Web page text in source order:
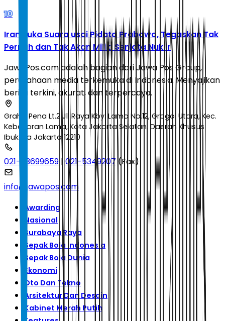
10
Iran Buka Suara usai Pidato Prabowo, Tegaskan Tak
Pernah dan Tak Akan Miliki Senjata Nuklir
JawaPos.com adalah bagian dari Jawa Pos Group,
perusahaan media terkemuka di Indonesia. Menyajikan
berita terkini, akurat, dan terpercaya.
Graha Pena Lt.2 Jl. Raya Kby. Lama No.12, Grogol Utara, Kec.
Kebayoran Lama, Kota Jakarta Selatan, Daerah Khusus
Ibukota Jakarta 12210
021-53699659 |021-5349207(Fax)
info@jawapos.com
Awarding
Nasional
Surabaya Raya
Sepak Bola Indonesia
Sepak Bola Dunia
Ekonomi
Oto Dan Tekno
Arsitektur Dan Desain
Kabinet Merah Putih